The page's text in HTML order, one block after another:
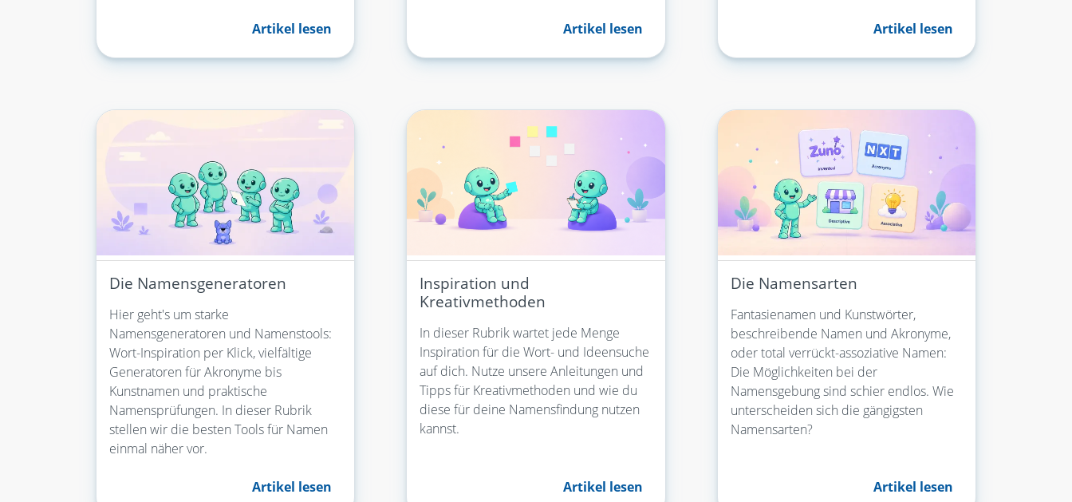
Artikel lesen Artikel lesen Artikel lesen
Die Namensgeneratoren
Hier geht's um starke
Namensgeneratoren und Namenstools:
Wort-Inspiration per Klick, vielfältige
Generatoren für Akronyme bis
Kunstnamen und praktische
Namensprüfungen. In dieser Rubrik
stellen wir die besten Tools für Namen
einmal näher vor.
Artikel lesen
Inspiration und
Kreativmethoden
In dieser Rubrik wartet jede Menge
Inspiration für die Wort- und Ideensuche
auf dich. Nutze unsere Anleitungen und
Tipps für Kreativmethoden und wie du
diese für deine Namensfindung nutzen
kannst.
Artikel lesen
Die Namensarten
Fantasienamen und Kunstwörter,
beschreibende Namen und Akronyme,
oder total verrückt-assoziative Namen:
Die Möglichkeiten bei der
Namensgebung sind schier endlos. Wie
unterscheiden sich die gängigsten
Namensarten?
Artikel lesen